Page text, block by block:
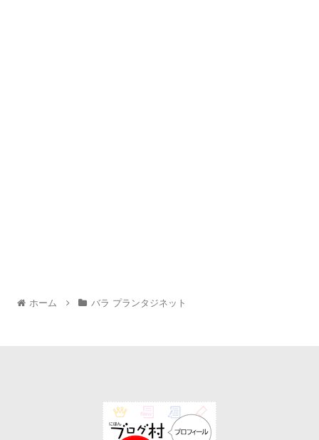
ホーム バラ プランタジネット